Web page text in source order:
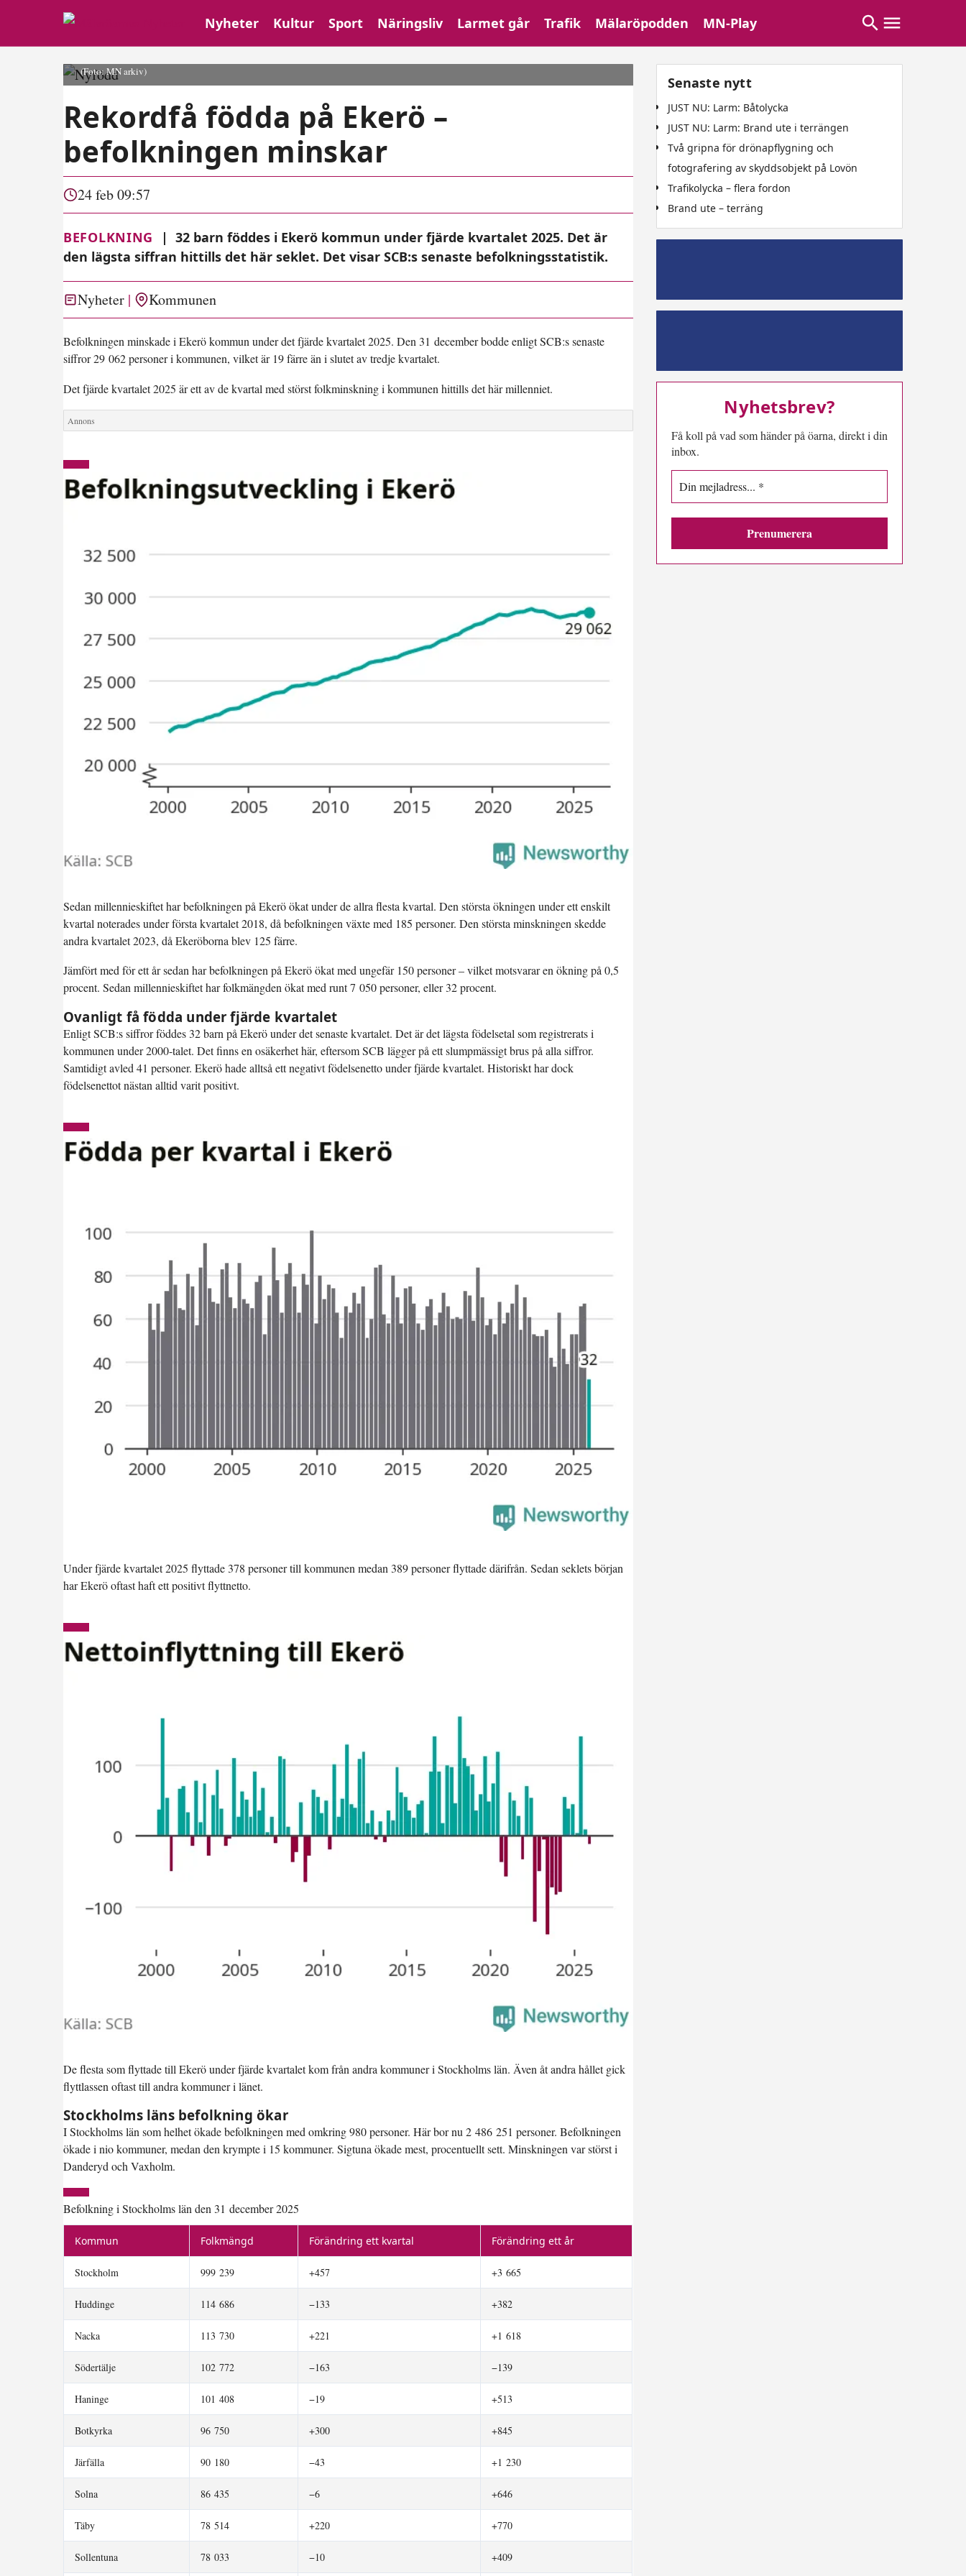
Nyheter Kultur Sport Näringsliv Larmet går Trafik Mälaröpodden MN-Play
(Foto: MN arkiv)
Rekordfå födda på Ekerö –
befolkningen minskar
24 feb 09:57
BEFOLKNING | 32 barn föddes i Ekerö kommun under fjärde kvartalet 2025. Det är
den lägsta siffran hittills det här seklet. Det visar SCB:s senaste befolkningsstatistik.
Nyheter Kommunen
Befolkningen minskade i Ekerö kommun under det fjärde kvartalet 2025. Den 31 december bodde enligt SCB:s senaste
siffror 29 062 personer i kommunen, vilket är 19 färre än i slutet av tredje kvartalet.
Det fjärde kvartalet 2025 är ett av de kvartal med störst folkminskning i kommunen hittills det här millenniet.
Sedan millennieskiftet har befolkningen på Ekerö ökat under de allra flesta kvartal. Den största ökningen under ett enskilt
kvartal noterades under första kvartalet 2018, då befolkningen växte med 185 personer. Den största minskningen skedde
andra kvartalet 2023, då Ekerö­borna blev 125 färre.
Jämfört med för ett år sedan har befolkningen på Ekerö ökat med ungefär 150 personer – vilket motsvarar en ökning på 0,5
procent. Sedan millennieskiftet har folkmängden ökat med runt 7 050 personer, eller 32 procent.
Ovanligt få födda under fjärde kvartalet
Enligt SCB:s siffror föddes 32 barn på Ekerö under det senaste kvartalet. Det är det lägsta födelsetal som registrerats i
kommunen under 2000-talet. Det finns en osäkerhet här, eftersom SCB lägger på ett slumpmässigt brus på alla siffror.
Samtidigt avled 41 personer. Ekerö hade alltså ett negativt födelsenetto under fjärde kvartalet. Historiskt har dock
födelsenettot nästan alltid varit positivt.
Under fjärde kvartalet 2025 flyttade 378 personer till kommunen medan 389 personer flyttade därifrån. Sedan seklets början
har Ekerö oftast haft ett positivt flyttnetto.
De flesta som flyttade till Ekerö under fjärde kvartalet kom från andra kommuner i Stockholms län. Även åt andra hållet gick
flyttlassen oftast till andra kommuner i länet.
Stockholms läns befolkning ökar
I Stockholms län som helhet ökade befolkningen med omkring 980 personer. Här bor nu 2 486 251 personer. Befolkningen
ökade i nio kommuner, medan den krympte i 15 kommuner. Sigtuna ökade mest, procentuellt sett. Minskningen var störst i
Danderyd och Vaxholm.
Befolkning i Stockholms län den 31 december 2025
Kommun Folkmängd Förändring ett kvartal Förändring ett år
Stockholm 999 239 +457 +3 665
Huddinge 114 686 −133 +382
Nacka 113 730 +221 +1 618
Södertälje 102 772 −163 −139
Haninge 101 408 −19 +513
Botkyrka 96 750 +300 +845
Järfälla 90 180 −43 +1 230
Solna 86 435 −6 +646
Täby 78 514 +220 +770
Sollentuna 78 033 −10 +409
Senaste nytt
JUST NU: Larm: Båtolycka
JUST NU: Larm: Brand ute i terrängen
Två gripna för drönарflygning och
fotografering av skyddsobjekt på Lovön
Trafikolycka – flera fordon
Brand ute – terräng
Nyhetsbrev?
Få koll på vad som händer på öarna, direkt i din
inbox.